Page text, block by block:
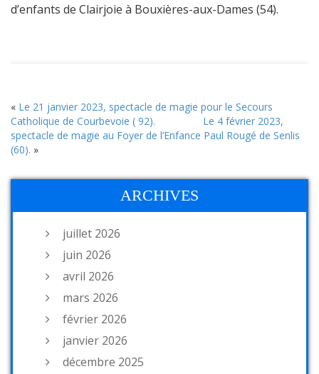
d’enfants de Clairjoie à Bouxières-aux-Dames (54).
« Le 21 janvier 2023, spectacle de magie pour le Secours
Catholique de Courbevoie ( 92).
Le 4 février 2023,
spectacle de magie au Foyer de l’Enfance Paul Rougé de Senlis
(60). »
ARCHIVES
juillet 2026
juin 2026
avril 2026
mars 2026
février 2026
janvier 2026
décembre 2025